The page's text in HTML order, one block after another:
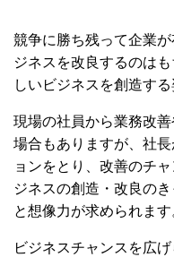
競争に勝ち残って企業
ジネスを改良するのは
しいビジネスを創造する
現場の社員から業務改
場合もありますが、社
ョンをとり、改善のチ
ジネスの創造・改良の
と想像力が求められます
ビジネスチャンスを広